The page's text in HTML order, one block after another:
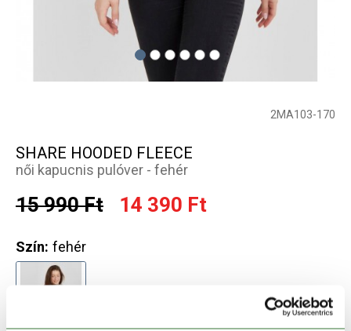
2MA103-170
SHARE HOODED FLEECE
női kapucnis pulóver - fehér
15 990 Ft 14 390 Ft
Szín: fehér